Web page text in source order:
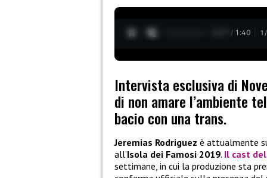
0:28 / 1:40 1 /
Intervista esclusiva di
di non amare l’ambiente
bacio con una trans.
Jeremias Rodriguez è attualmente
all’Isola dei Famosi 2019. Il cast
settimane, in cui la produzione sta